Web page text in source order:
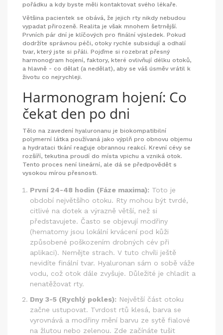
pořádku a kdy byste měli kontaktovat svého lékaře.
Většina pacientek se obává, že jejich rty nikdy nebudou
vypadat přirozeně. Realita je však mnohem šetrnější.
Prvních pár dní je klíčových pro finální výsledek. Pokud
dodržíte správnou péči, otoky rychle subsidují a odhalí
tvar, který jste si přáli. Pojďme si rozebrat přesný
harmonogram hojení, faktory, které ovlivňují délku otoků,
a hlavně - co dělat (a nedělat), aby se váš úsměv vrátil k
životu co nejrychleji.
Harmonogram hojení: Co
čekat den po dni
Tělo na zavedení hyaluronanu je biokompatibilní
polymerní látka používaná jako výplň pro obnovu objemu
a hydrataci tkání reaguje obrannou reakcí. Krevní cévy se
rozšíří, tekutina proudí do místa vpichu a vzniká otok.
Tento proces není lineární, ale dá se předpovědět s
vysokou mírou přesnosti.
První 24-48 hodin (Fáze maxima): Toto je
období největšího otoku. Rty mohou být tvrdé,
citlivé na dotek a výrazně větší, než si
představujete. Často se objevují modřiny
(hematomy jsou lokální krvácení pod kůži
způsobené poškozením drobných cév při
aplikaci). Nemějte strach. V tuto chvíli ještě
nevidíte finální tvar. Hyaluronan sám o sobě váže
vodu, což otok dále zvyšuje. Důležité je chladit a
nenatěžovat rty.
Dny 3-5 (Rychlý pokles): Největší část otoku
začne ustupovat. Tvrdost rtů klesá, barva se
vyrovnává a modřiny mění barvu ze sytě fialové
na žlutou nebo zelenou. Zde začínáte tušit